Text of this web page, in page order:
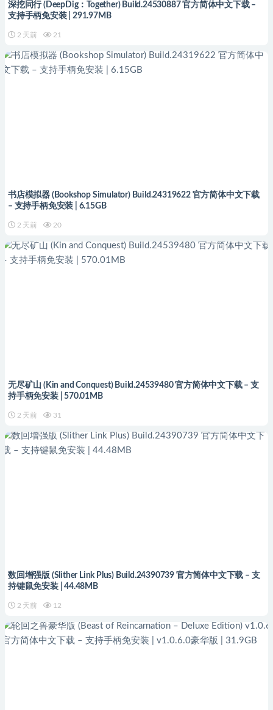
深挖同行 (DeepDig：Together) Build.24530887 官方简体中文下载 –
支持手柄免安装 | 291.97MB
2 天前 21
书店模拟器 (Bookshop Simulator) Build.24319622 官方简体中文下载
– 支持手柄免安装 | 6.15GB
2 天前 20
无尽矿山 (Kin and Conquest) Build.24539480 官方简体中文下载 – 支
持手柄免安装 | 570.01MB
2 天前 31
数回增强版 (Slither Link Plus) Build.24390739 官方简体中文下载 – 支
持键鼠免安装 | 44.48MB
2 天前 12